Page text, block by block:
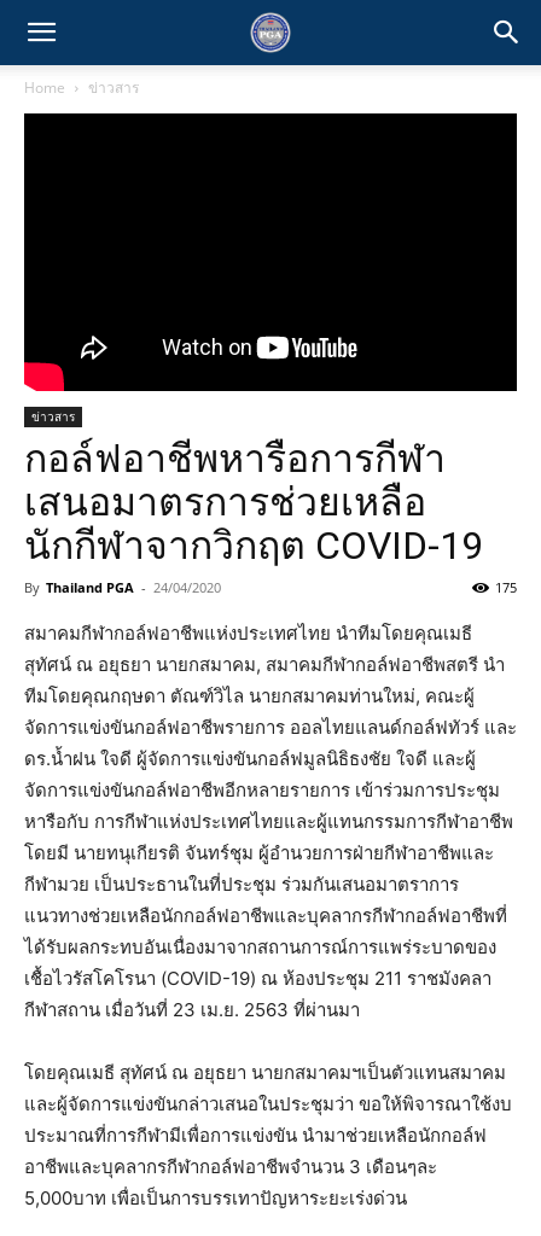
Home ข่าวสาร
ข่าวสาร
กอล์ฟอาชีพหารือการกีฬา
เสนอมาตรการช่วยเหลือ
นักกีฬาจากวิกฤต COVID-19
By Thailand PGA - 24/04/2020 175
สมาคมกีฬากอล์ฟอาชีพแห่งประเทศไทย นำทีมโดยคุณเมธี
สุทัศน์ ณ อยุธยา นายกสมาคม, สมาคมกีฬากอล์ฟอาชีพสตรี นำ
ทีมโดยคุณกฤษดา ตัณฑ์วิไล นายกสมาคมท่านใหม่, คณะผู้
จัดการแข่งขันกอล์ฟอาชีพรายการ ออลไทยแลนด์กอล์ฟทัวร์ และ
ดร.น้ำฝน ใจดี ผู้จัดการแข่งขันกอล์ฟมูลนิธิธงชัย ใจดี และผู้
จัดการแข่งขันกอล์ฟอาชีพอีกหลายรายการ เข้าร่วมการประชุม
หารือกับ การกีฬาแห่งประเทศไทยและผู้แทนกรรมการกีฬาอาชีพ
โดยมี นายทนุเกียรติ จันทร์ชุม ผู้อำนวยการฝ่ายกีฬาอาชีพและ
กีฬามวย เป็นประธานในที่ประชุม ร่วมกันเสนอมาตราการ
แนวทางช่วยเหลือนักกอล์ฟอาชีพและบุคลากรกีฬากอล์ฟอาชีพที่
ได้รับผลกระทบอันเนื่องมาจากสถานการณ์การแพร่ระบาดของ
เชื้อไวรัสโคโรนา (COVID-19) ณ ห้องประชุม 211 ราชมังคลา
กีฬาสถาน เมื่อวันที่ 23 เม.ย. 2563 ที่ผ่านมา
โดยคุณเมธี สุทัศน์ ณ อยุธยา นายกสมาคมฯเป็นตัวแทนสมาคม
และผู้จัดการแข่งขันกล่าวเสนอในประชุมว่า ขอให้พิจารณาใช้งบ
ประมาณที่การกีฬามีเพื่อการแข่งขัน นำมาช่วยเหลือนักกอล์ฟ
อาชีพและบุคลากรกีฬากอล์ฟอาชีพจำนวน 3 เดือนๆละ
5,000บาท เพื่อเป็นการบรรเทาปัญหาระยะเร่งด่วน